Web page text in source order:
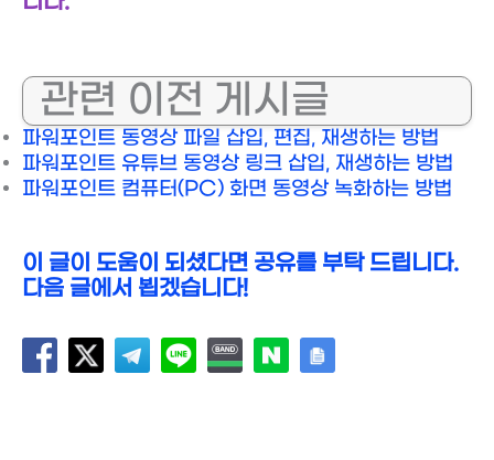
관련 이전 게시글
파워포인트 동영상 파일 삽입, 편집, 재생하는 방법
파워포인트 유튜브 동영상 링크 삽입, 재생하는 방법
파워포인트 컴퓨터(PC) 화면 동영상 녹화하는 방법
이 글이 도움이 되셨다면 공유를 부탁 드립니다.
다음 글에서 뵙겠습니다!